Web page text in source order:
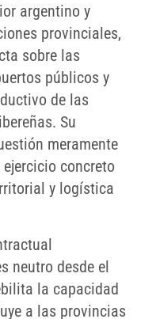
argentino y
provinciales,
sobre las
públicos y
de las
Su
meramente
concreto
y logística
neutro desde el
la capacidad
a las provincias